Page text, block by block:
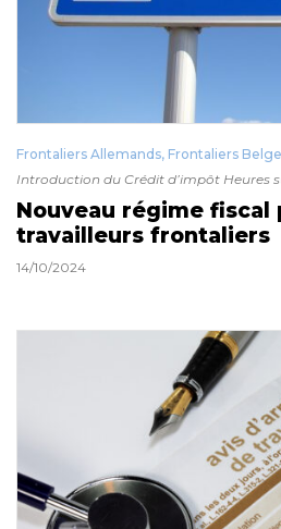
Frontaliers Allemands, Frontaliers
Introduction du Crédit d’impôt Heures
Nouveau régime fiscal
travailleurs frontaliers
14/10/2024